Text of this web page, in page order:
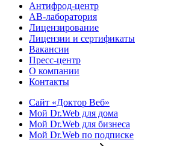
Антифрод-центр
АВ-лаборатория
Лицензирование
Лицензии и сертификаты
Вакансии
Пресс-центр
О компании
Контакты
Сайт «Доктор Веб»
Мой Dr.Web для дома
Мой Dr.Web для бизнеса
Мой Dr.Web по подписке